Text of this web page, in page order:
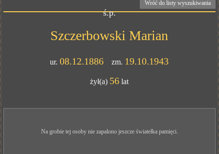
Wróć do listy wyszukiwania
ś.p.
Szczerbowski Marian
ur.08.12.1886 zm. 19.10.1943
żył(a) 56 lat
Na grobie tej osoby nie zapalono jeszcze światełka pamięci.